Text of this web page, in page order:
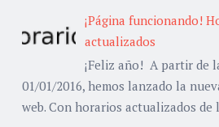
¡Página funcionando!
actualizados
¡Feliz año! A partir de
01/01/2016, hemos lanzado la
web. Con horarios actualizados de